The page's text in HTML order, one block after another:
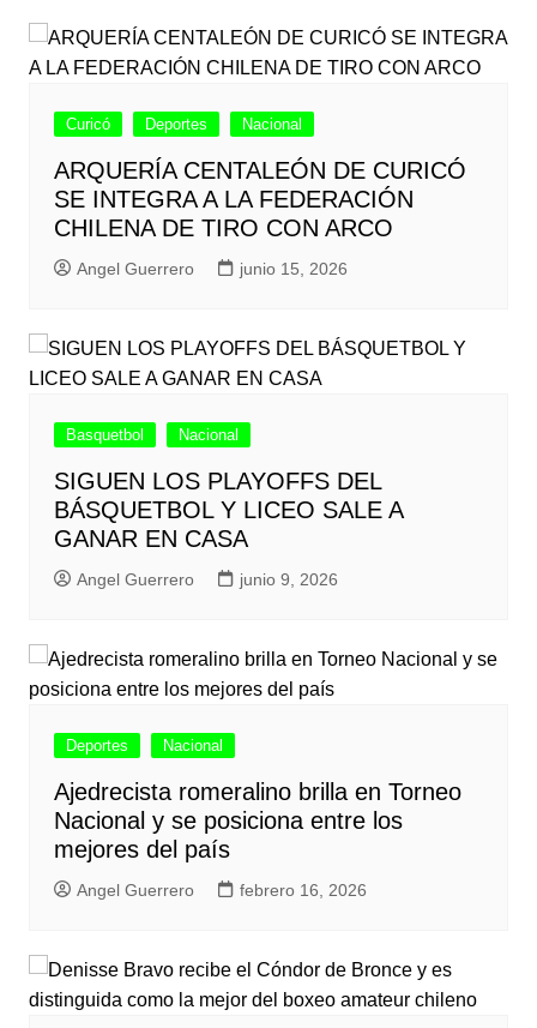
Curicó Deportes Nacional
ARQUERÍA CENTALEÓN DE CURICÓ
SE INTEGRA A LA FEDERACIÓN
CHILENA DE TIRO CON ARCO
Angel Guerrero junio 15, 2026
Basquetbol Nacional
SIGUEN LOS PLAYOFFS DEL
BÁSQUETBOL Y LICEO SALE A
GANAR EN CASA
Angel Guerrero junio 9, 2026
Deportes Nacional
Ajedrecista romeralino brilla en Torneo
Nacional y se posiciona entre los
mejores del país
Angel Guerrero febrero 16, 2026